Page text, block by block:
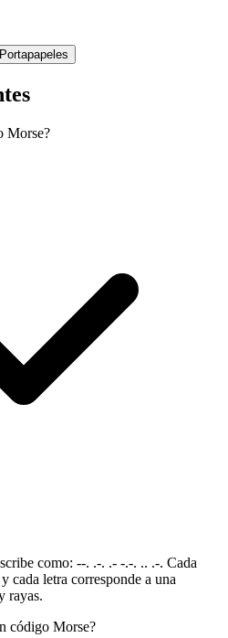
Morse?
como: --. .-. .- -.-. .. .-. Cada
cada letra corresponde a una
rayas.
código Morse?